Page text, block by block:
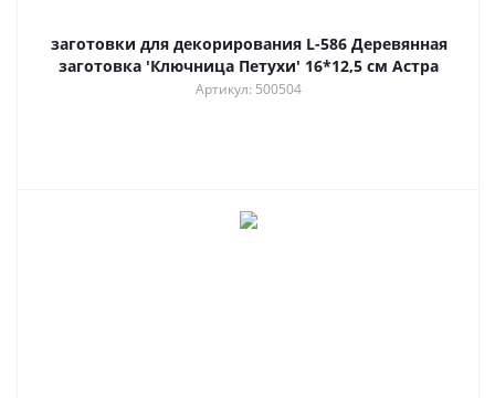
заготовки для декорирования L-586 Деревянная
заготовка 'Ключница Петухи' 16*12,5 см Астра
Артикул: 500504